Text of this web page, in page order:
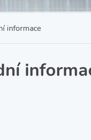
a
informace